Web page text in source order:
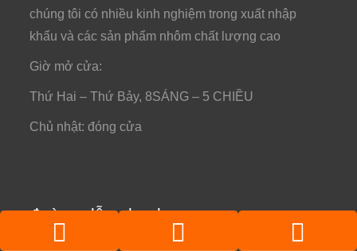
chúng tôi có nhiều kinh nghiệm trong xuất nhập
khẩu và các sản phẩm nhôm chất lượng cao
Giờ mở cửa:
Thứ Hai – Thứ Bảy, 8SÁNG – 5 CHIỀU
Chủ nhật: đóng cửa
đường dẫn nhanh